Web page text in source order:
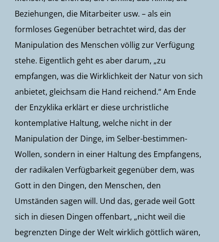
Beziehungen, die Mitarbeiter usw. – als ein
formloses Gegenüber betrachtet wird, das der
Manipulation des Menschen völlig zur Verfügung
stehe. Eigentlich geht es aber darum, „zu
empfangen, was die Wirklichkeit der Natur von sich
anbietet, gleichsam die Hand reichend.“ Am Ende
der Enzyklika erklärt er diese urchristliche
kontemplative Haltung, welche nicht in der
Manipulation der Dinge, im Selber-bestimmen-
Wollen, sondern in einer Haltung des Empfangens,
der radikalen Verfügbarkeit gegenüber dem, was
Gott in den Dingen, den Menschen, den
Umständen sagen will. Und das, gerade weil Gott
sich in diesen Dingen offenbart, „nicht weil die
begrenzten Dinge der Welt wirklich göttlich wären,